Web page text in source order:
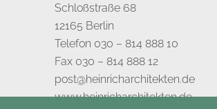
Schloßstraße 68
12165 Berlin
Telefon 030 – 814 888 10
Fax 030 – 814 888 12
post@heinricharchitekten.de
www.heinricharchitekten.de